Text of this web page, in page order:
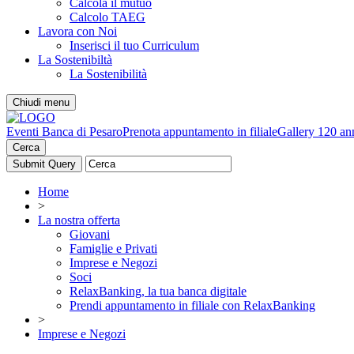
Calcola il mutuo
Calcolo TAEG
Lavora con Noi
Inserisci il tuo Curriculum
La Sostenibiltà
La Sostenibilità
Chiudi menu
Eventi Banca di PesaroPrenota appuntamento in filialeGallery 120
Cerca
Home
>
La nostra offerta
Giovani
Famiglie e Privati
Imprese e Negozi
Soci
RelaxBanking, la tua banca digitale
Prendi appuntamento in filiale con RelaxBanking
>
Imprese e Negozi